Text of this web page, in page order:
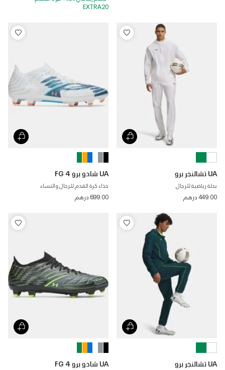
EXTRA20
UA تشالنجر برو
بدلة رياضية للرجال
449.00 درهم
UA شادو برو 4 FG
حذاء كرة القدم للرجال والنساء
699.00 درهم
UA تشالنجر برو UA شادو برو 4 FG